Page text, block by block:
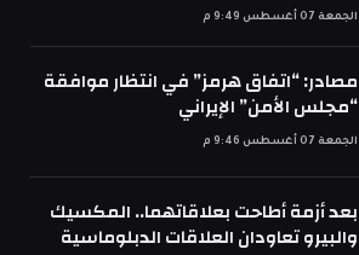
الجمعة 07 أغسطس 9:49 م
مصادر: “اتفاق هرمز” في انتظار موافقة
“مجلس الأمن” الإيراني
الجمعة 07 أغسطس 9:46 م
بعد أزمة أطاحت بعلاقاتهما.. المكسيك
والبيرو تعاودان العلاقات الدبلوماسية